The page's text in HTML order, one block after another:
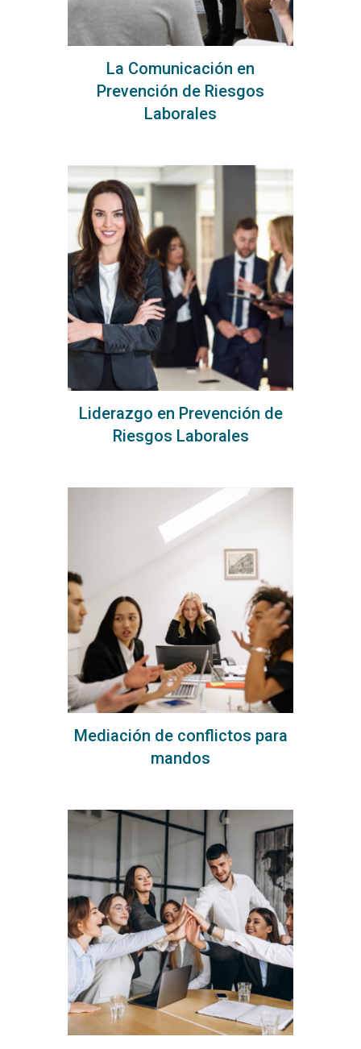
La Comunicación en
Prevención de Riesgos
Laborales
Liderazgo en Prevención de
Riesgos Laborales
Mediación de conflictos para
mandos